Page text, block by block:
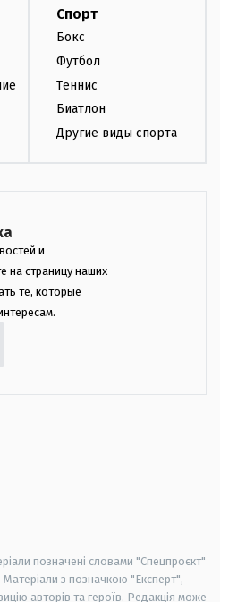
Спорт
Бокс
Футбол
Теннис
Биатлон
Другие виды спорта
и
на страницу наших
те, которые
позначені словами "Спецпроєкт"
з позначкою "Експерт",
авторів та героїв. Редакція може